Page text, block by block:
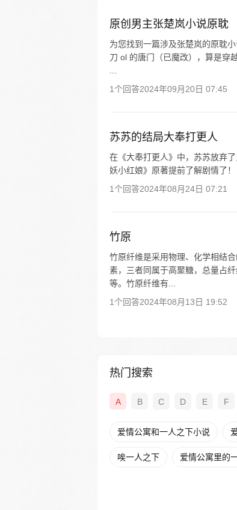
原创男主张楚岚小说原耽
为您找到一篇涉及张楚岚的原耽
刀 ol 的唐门（已魔改），算是穿
1个回答2024年09月20日 07:45
苏苏的结局大奉打更人
在《大奉打更人》中，苏苏放弃
妖小红娘》原著提前了解剧情了！
1个回答2024年08月24日 07:21
竹原
竹原纤维是采用物理、化学相结
素，三者同属于高聚糖，总量占
等。竹原纤维有...
1个回答2024年08月13日 19:52
热门搜索
A B C D E F
爱情公寓和一人之下小说
唉一人之下 爱情公寓里的